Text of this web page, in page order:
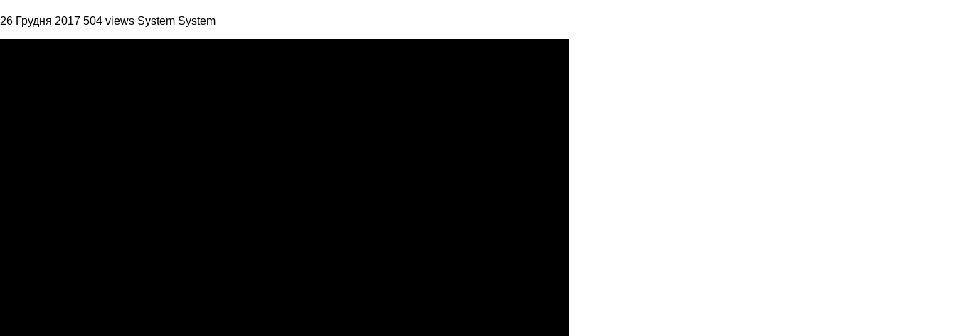
26 Грудня 2017 504 views System System